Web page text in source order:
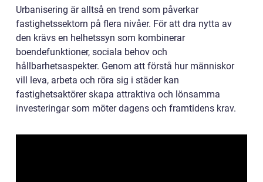
Urbanisering är alltså en trend som påverkar
fastighetssektorn på flera nivåer. För att dra nytta av
den krävs en helhetssyn som kombinerar
boendefunktioner, sociala behov och
hållbarhetsaspekter. Genom att förstå hur människor
vill leva, arbeta och röra sig i städer kan
fastighetsaktörer skapa attraktiva och lönsamma
investeringar som möter dagens och framtidens krav.